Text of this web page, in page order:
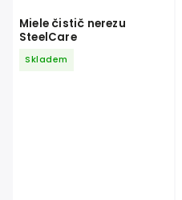
Miele čistič nerezu
SteelCare
Skladem